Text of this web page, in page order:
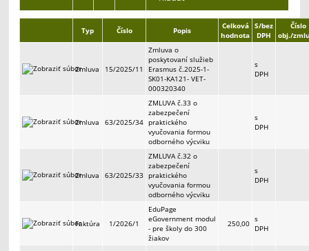
Typ Číslo Popis
Celková
hodnota
S/bez
DPH
Číslo
obj./
Zmluva 15/2025/11
Zmluva o
poskytovaní služieb
Erasmus č.2025-1-
SK01-KA121- VET-
000320340
s
DPH
Zmluva 63/2025/34
ZMLUVA č.33 o
zabezpečení
praktického
vyučovania formou
odborného výcviku
s
DPH
Zmluva 63/2025/33
ZMLUVA č.32 o
zabezpečení
praktického
vyučovania formou
odborného výcviku
s
DPH
Faktúra 1/2026/1
EduPage
eGovernment modul
- pre školy do 300
žiakov
250,00 s
DPH